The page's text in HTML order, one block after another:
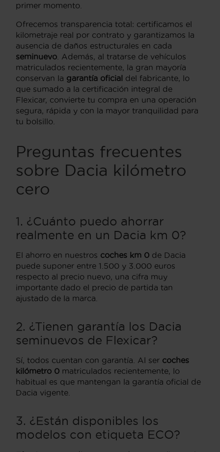
primer momento.
Ofrecemos transparencia total: certificamos el
kilometraje real por contrato y garantizamos la
ausencia de daños estructurales en cada
seminuevo . Además, al tratarse de vehículos
matriculados recientemente, la gran mayoría
conservan la garantía oficial del fabricante, lo
que sumado a la certificación integral de
Flexicar, convierte tu compra en una operación
segura, rápida y con la mayor tranquilidad para
tu bolsillo.
Preguntas frecuentes
sobre Dacia kilómetro
cero
1. ¿Cuánto puedo ahorrar
realmente en un Dacia km 0?
El ahorro en nuestros coches km 0 de Dacia
puede suponer entre 1.500 y 3.000 euros
respecto al precio nuevo, una cifra muy
importante dado el precio de partida tan
ajustado de la marca.
2. ¿Tienen garantía los Dacia
seminuevos de Flexicar?
Sí, todos cuentan con garantía. Al ser coches
kilómetro 0 matriculados recientemente, lo
habitual es que mantengan la garantía oficial de
Dacia vigente.
3. ¿Están disponibles los
modelos con etiqueta ECO?